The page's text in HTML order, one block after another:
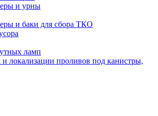
и урны
и баки для сбора ТКО
ламп
локализации проливов под канистры,